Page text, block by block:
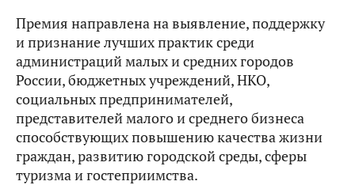
Премия направлена на выявление, поддержку
и признание лучших практик среди
администраций малых и средних городов
России, бюджетных учреждений, НКО,
социальных предпринимателей,
представителей малого и среднего бизнеса
способствующих повышению качества жизни
граждан, развитию городской среды, сферы
туризма и гостеприимства.